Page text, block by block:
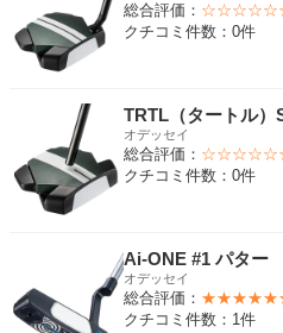
総合評価：
クチコミ件数：0件
TRTL（タートル
オデッセイ
総合評価：
クチコミ件数：0件
Ai-ONE #1 パター
オデッセイ
総合評価：
クチコミ件数：1件